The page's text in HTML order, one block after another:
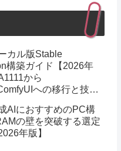
カル版Stable
構築ガイド【2026年
から
への移行と技術
AIにおすすめのPC構
の壁を突破する選定
年版】